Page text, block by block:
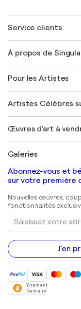
Service clients
Expédition
Offrir une carte
Rejoignez notre
Mon compte
+33 1 76 44 06 42
À propos de
FAQ
Magazine Singulart
Emplois
Découvrez une
Pour les Artistes
Se connecter en
Artistes Célèbres
Marc Chagall
Banksy
Mr. Brainwash
Shepard Fairey
Œuvres d'art à
Tableaux abstraits à
Peintures de
Estampes
Peintures acryliques
Galeries
Galeries d'art en
Galeries d'art en
Abonnez-vous et
sur votre première
Nouvelles œuvres,
fonctionnalités
Saisissez
votre
adresse
e-
mail
J'en
Virement
bancaire